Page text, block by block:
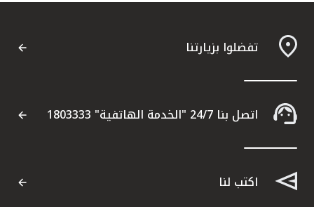
مواقع الفروع وأجهزة الصرف الآلي
ماليزيا
تفضلوا بزيارتنا
اتصل بنا 24/7 "الخدمة الهاتفية" 1803333
اكتب لنا